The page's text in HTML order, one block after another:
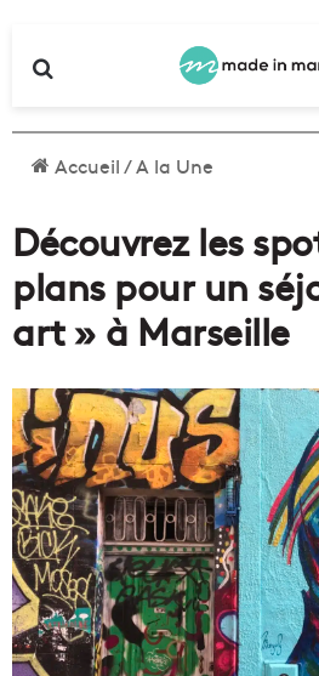
Accueil/A la Une
Découvrez les
plans pour un
art » à Marseille